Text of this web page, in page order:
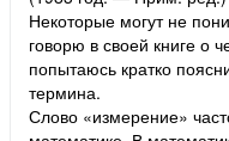
Некоторые могут не
говорю в своей книге о
попытаюсь кратко
термина.
Слово «измерение»